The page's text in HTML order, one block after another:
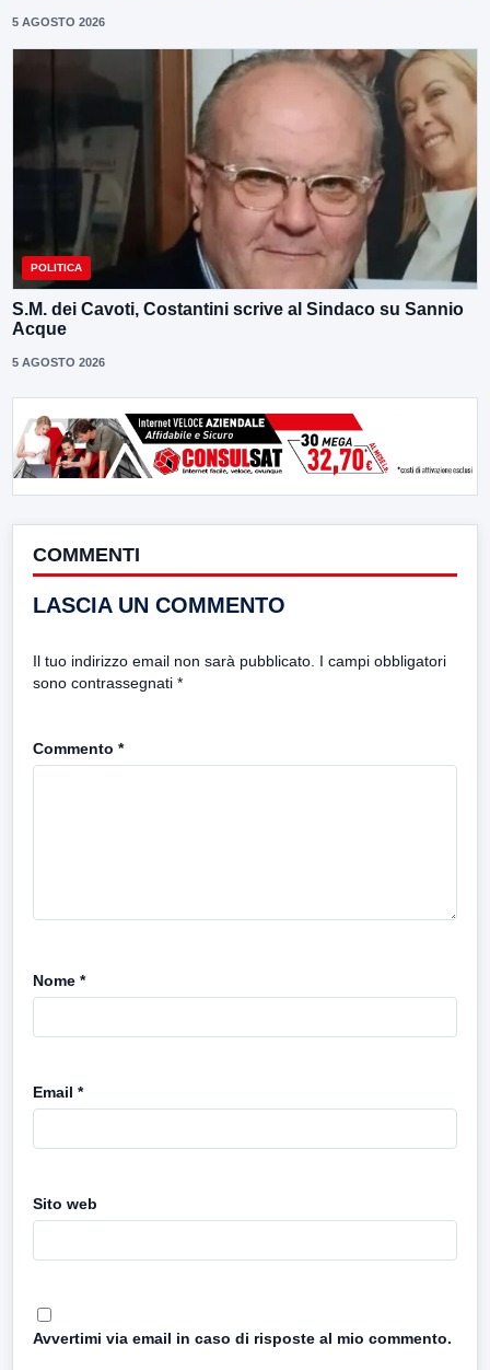
5 AGOSTO 2026
POLITICA
S.M. dei Cavoti, Costantini scrive al Sindaco su Sannio
Acque
5 AGOSTO 2026
COMMENTI
LASCIA UN COMMENTO
Il tuo indirizzo email non sarà pubblicato. I campi obbligatori
sono contrassegnati *
Commento *
Nome *
Email *
Sito web
Avvertimi via email in caso di risposte al mio commento.